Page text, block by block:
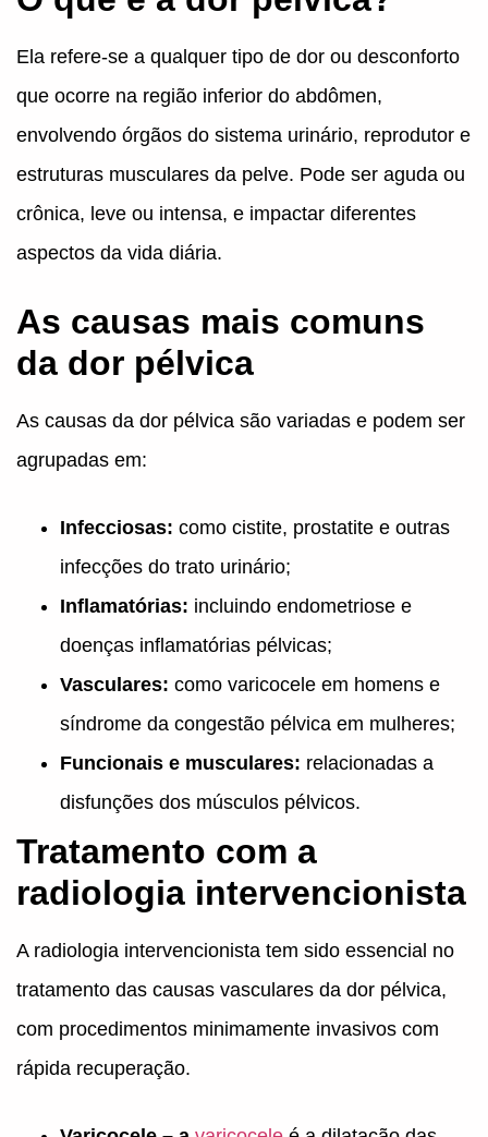
Ela refere-se a qualquer tipo de dor ou desconforto
que ocorre na região inferior do abdômen,
envolvendo órgãos do sistema urinário, reprodutor e
estruturas musculares da pelve. Pode ser aguda ou
crônica, leve ou intensa, e impactar diferentes
aspectos da vida diária.
As causas mais comuns
da dor pélvica
As causas da dor pélvica são variadas e podem ser
agrupadas em:
Infecciosas: como cistite, prostatite e outras
infecções do trato urinário;
Inflamatórias: incluindo endometriose e
doenças inflamatórias pélvicas;
Vasculares: como varicocele em homens e
síndrome da congestão pélvica em mulheres;
Funcionais e musculares: relacionadas a
disfunções dos músculos pélvicos.
Tratamento com a
radiologia intervencionista
A radiologia intervencionista tem sido essencial no
tratamento das causas vasculares da dor pélvica,
com procedimentos minimamente invasivos com
rápida recuperação.